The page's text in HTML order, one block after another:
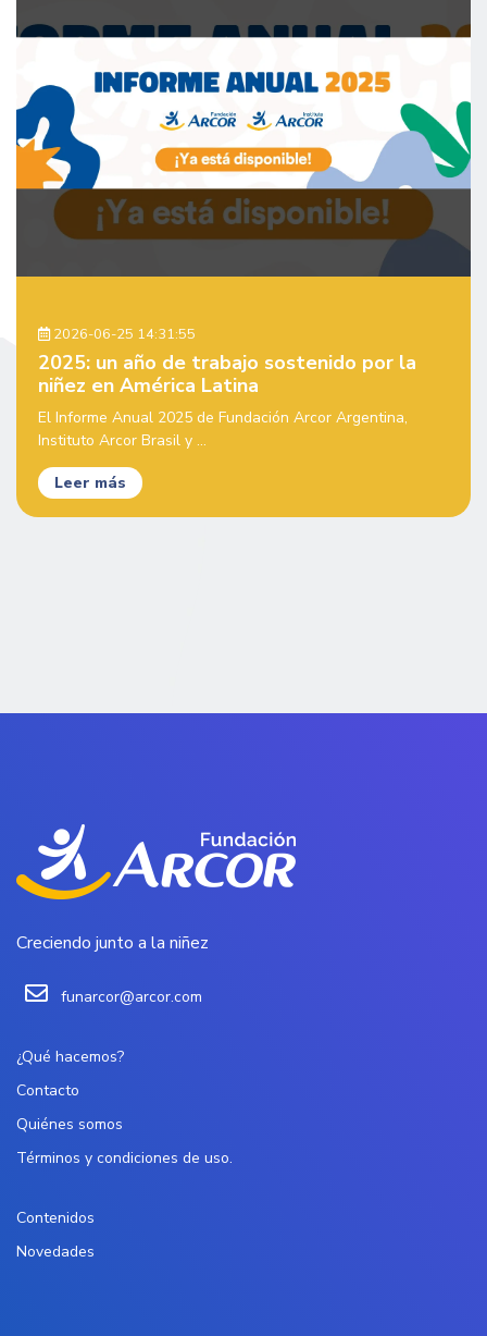
2026-06-25 14:31:55
2025: un año de trabajo sostenido por la
niñez en América Latina
El Informe Anual 2025 de Fundación Arcor Argentina,
Instituto Arcor Brasil y ...
Leer más
Creciendo junto a la niñez
funarcor@arcor.com
¿Qué hacemos?
Contacto
Quiénes somos
Términos y condiciones de uso.
Contenidos
Novedades